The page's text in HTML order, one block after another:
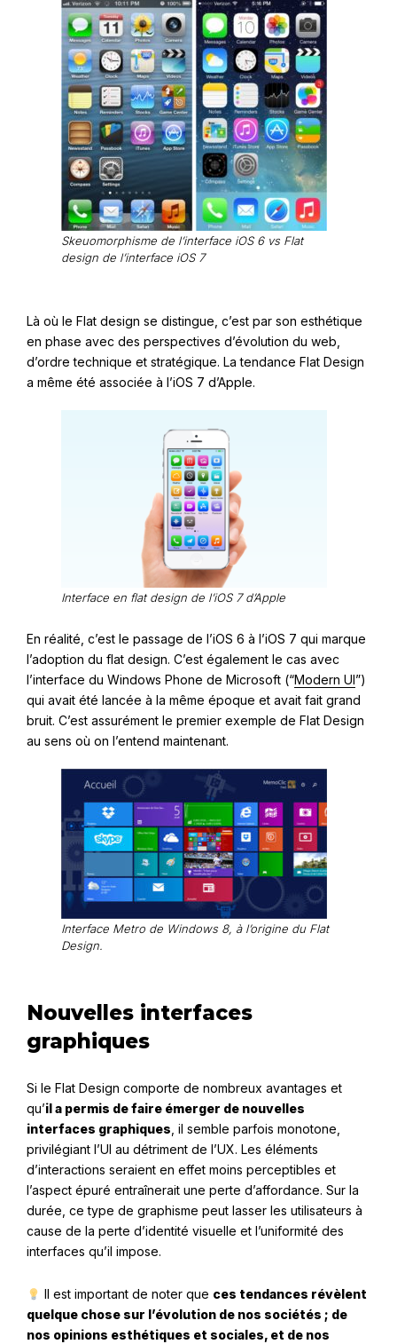
Skeuomorphisme de l’interface iOS 6 vs Flat
design de l’interface iOS 7
Là où le Flat design se distingue, c’est par son esthétique
en phase avec des perspectives d’évolution du web,
d’ordre technique et stratégique. La tendance Flat Design
a même été associée à l’iOS 7 d’Apple.
Interface en flat design de l’iOS 7 d’Apple
En réalité, c’est le passage de l’iOS 6 à l’iOS 7 qui marque
l’adoption du flat design. C’est également le cas avec
l’interface du Windows Phone de Microsoft (“Modern UI”)
qui avait été lancée à la même époque et avait fait grand
bruit. C’est assurément le premier exemple de Flat Design
au sens où on l’entend maintenant.
Interface Metro de Windows 8, à l’origine du Flat
Design.
Nouvelles interfaces
graphiques
Si le Flat Design comporte de nombreux avantages et
qu’il a permis de faire émerger de nouvelles
interfaces graphiques , il semble parfois monotone,
privilégiant l’UI au détriment de l’UX. Les éléments
d’interactions seraient en effet moins perceptibles et
l’aspect épuré entraînerait une perte d’affordance. Sur la
durée, ce type de graphisme peut lasser les utilisateurs à
cause de la perte d’identité visuelle et l’uniformité des
interfaces qu’il impose.
Il est important de noter que ces tendances révèlent
quelque chose sur l’évolution de nos sociétés ; de
nos opinions esthétiques et sociales, et de nos